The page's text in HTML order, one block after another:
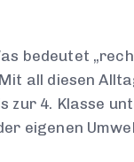
bedeutet
all diesen
zur 4. Klasse
eigenen